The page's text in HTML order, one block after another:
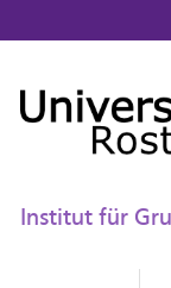
Institut für